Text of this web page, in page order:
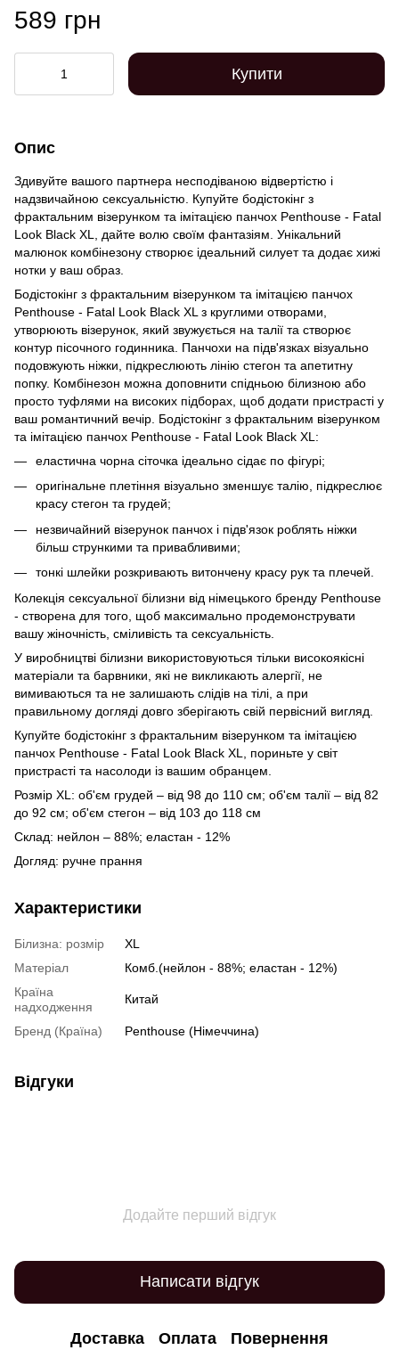
589 грн
Купити
Опис
Здивуйте вашого партнера несподіваною відвертістю і
надзвичайною сексуальністю. Купуйте бодістокінг з
фрактальним візерунком та імітацією панчох Penthouse - Fatal
Look Black XL, дайте волю своїм фантазіям. Унікальний
малюнок комбінезону створює ідеальний силует та додає хижі
нотки у ваш образ.
Бодістокінг з фрактальним візерунком та імітацією панчох
Penthouse - Fatal Look Black XL з круглими отворами,
утворюють візерунок, який звужується на талії та створює
контур пісочного годинника. Панчохи на підв'язках візуально
подовжують ніжки, підкреслюють лінію стегон та апетитну
попку. Комбінезон можна доповнити спідньою білизною або
просто туфлями на високих підборах, щоб додати пристрасті у
ваш романтичний вечір. Бодістокінг з фрактальним візерунком
та імітацією панчох Penthouse - Fatal Look Black XL:
еластична чорна сіточка ідеально сідає по фігурі;
оригінальне плетіння візуально зменшує талію, підкреслює
красу стегон та грудей;
незвичайний візерунок панчох і підв'язок роблять ніжки
більш стрункими та привабливими;
тонкі шлейки розкривають витончену красу рук та плечей.
Колекція сексуальної білизни від німецького бренду Penthouse
- створена для того, щоб максимально продемонструвати
вашу жіночність, сміливість та сексуальність.
У виробництві білизни використовуються тільки високоякісні
матеріали та барвники, які не викликають алергії, не
вимиваються та не залишають слідів на тілі, а при
правильному догляді довго зберігають свій первісний вигляд.
Купуйте бодістокінг з фрактальним візерунком та імітацією
панчох Penthouse - Fatal Look Black XL, пориньте у світ
пристрасті та насолоди із вашим обранцем.
Розмір XL: об'єм грудей – від 98 до 110 см; об'єм талії – від 82
до 92 см; об'єм стегон – від 103 до 118 см
Склад: нейлон – 88%; еластан - 12%
Догляд: ручне прання
Характеристики
Білизна: розмір
XL
Матеріал
Комб.(нейлон - 88%; еластан - 12%)
Країна
надходження
Китай
Бренд (Країна) Penthouse (Німеччина)
Відгуки
Додайте перший відгук
Написати відгук
Доставка Оплата Повернення